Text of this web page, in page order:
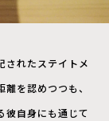
されたステイトメ
を認めつつも、
彼自身にも通じて